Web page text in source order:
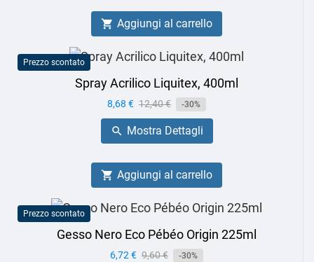
 Aggiungi al carrello
Prezzo scontato
Spray Acrilico Liquitex, 400ml
Prezzo
8,68 € Prezzo
base
12,40 € -30%
 Mostra Dettagli
 Aggiungi al carrello
Prezzo scontato
Gesso Nero Eco Pébéo Origin 225ml
Prezzo
6,72 € Prezzo
9,60 € -30%